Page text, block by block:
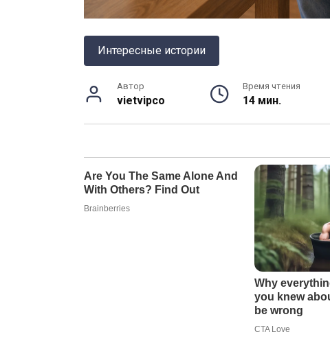
Интересные истории
Автор
vietvipco
Время чтения
14 мин.